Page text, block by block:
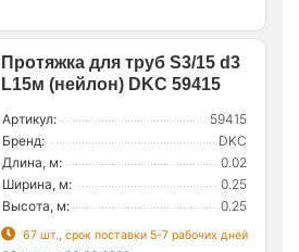
Протяжка для труб S3/15 d3
L15м (нейлон) DKC 59415
Артикул:
59415
Бренд:
DKC
Длина, м:
0.02
Ширина, м:
0.25
Высота, м:
0.25
67 шт., срок поставки 5-7 рабочих дней